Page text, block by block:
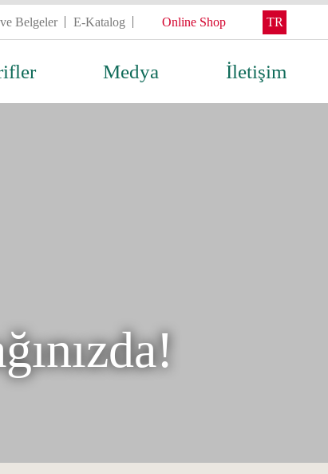
Belgeler E-Katalog Online Shop TR
Medya İletişim